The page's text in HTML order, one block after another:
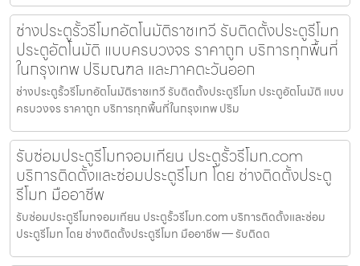
ช่างประตูรั้วรีโมทอัตโนมัติราชเทวี รับติดตั้งประตูรีโมท
ประตูอัตโนมัติ แบบครบวงจร ราคาถูก บริการทุกพื้นที่
ในกรุงเทพ ปริมณฑล และภาคตะวันออก
ช่างประตูรั้วรีโมทอัตโนมัติราชเทวี รับติดตั้งประตูรีโมท ประตูอัตโนมัติ แบบ
ครบวงจร ราคาถูก บริการทุกพื้นที่ในกรุงเทพ ปริม
รับซ่อมประตูรีโมทจอมเทียน ประตูรั้วรีโมท.com
บริการติดตั้งและซ่อมประตูรีโมท โดย ช่างติดตั้งประตู
รีโมท มืออาชีพ
รับซ่อมประตูรีโมทจอมเทียน ประตูรั้วรีโมท.com บริการติดตั้งและซ่อม
ประตูรีโมท โดย ช่างติดตั้งประตูรีโมท มืออาชีพ — รับติดต